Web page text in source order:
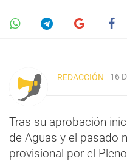
REDACCIÓN 16
Tras su aprobación
de Aguas y el pasado
provisional por el